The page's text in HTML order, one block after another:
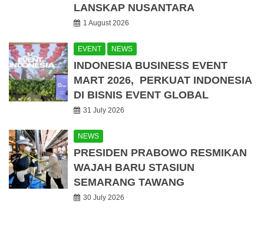
LANSKAP NUSANTARA
1 August 2026
EVENT NEWS
INDONESIA BUSINESS EVENT
MART 2026, PERKUAT INDONESIA
DI BISNIS EVENT GLOBAL
31 July 2026
NEWS
PRESIDEN PRABOWO RESMIKAN
WAJAH BARU STASIUN
SEMARANG TAWANG
30 July 2026